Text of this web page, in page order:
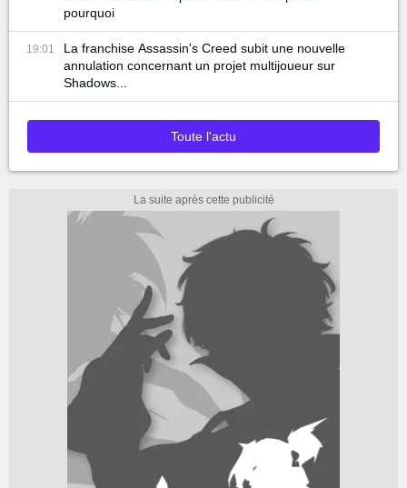
pourquoi
19:01
La franchise Assassin's Creed subit une nouvelle
annulation concernant un projet multijoueur sur
Shadows...
Toute l'actu